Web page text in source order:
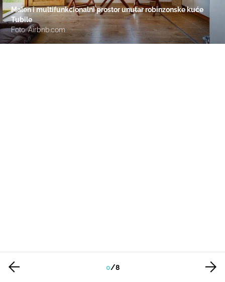
Malen i multifunkcionalni prostor unutar robinzonske kuće
Tubile
Foto: Airbnb.com
0/8